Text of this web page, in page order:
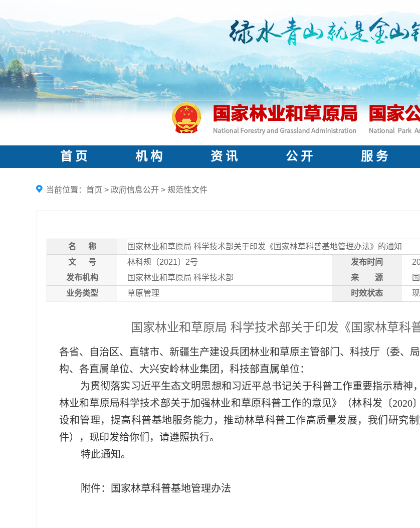
首 页 机 构 资 讯 公 开 服 务
当前位置： 首页 > 政府信息公开 > 规范性文件
名 称
国家林业和草原局 科学技术部关于印发《国家林草科普基地管理办法》的通知
文
号
发布机构
业务类型
林科规〔2021〕2号
国家林业和草原局 科学技术部
草原管理
发布时间
来
源
时效状态
国家林业和草原局 科学技术部关于印发《国家林草科
各省、自治区、直辖市、新疆生产建设兵团林业和草原主管部门、科技厅（委、
构、各直属单位、大兴安岭林业集团，科技部直属单位：
为贯彻落实习近平生态文明思想和习近平总书记关于科普工作重要指示精神
林业和草原局科学技术部关于加强林业和草原科普工作的意见》（林科发〔2020
设和管理，提高科普基地服务能力，推动林草科普工作高质量发展，我们研究
件），现印发给你们，请遵照执行。
特此通知。
附件：国家林草科普基地管理办法